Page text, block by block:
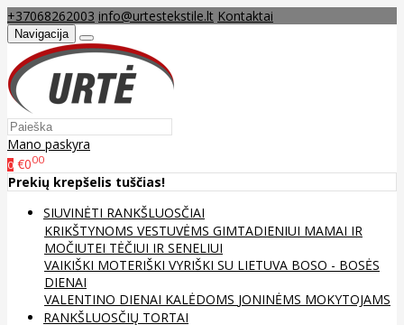
+37068262003 info@urtestekstile.lt Kontaktai
Navigacija
Mano paskyra
0 €000
Prekių krepšelis tuščias!
SIUVINĖTI RANKŠLUOSČIAI
KRIKŠTYNOMS VESTUVĖMS GIMTADIENIUI MAMAI IR
MOČIUTEI TĖČIUI IR SENELIUI
VAIKIŠKI MOTERIŠKI VYRIŠKI SU LIETUVA BOSO - BOSĖS
DIENAI
VALENTINO DIENAI KALĖDOMS JONINĖMS MOKYTOJAMS
RANKŠLUOSČIŲ TORTAI